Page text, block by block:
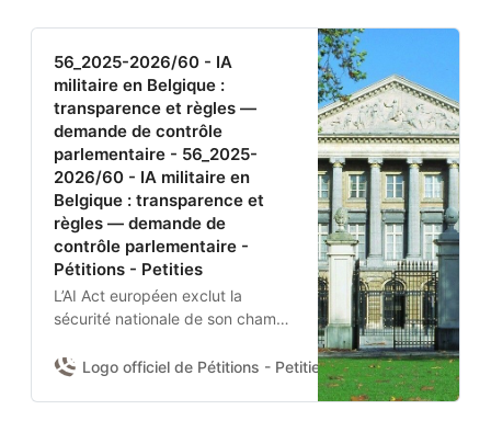
56_2025-2026/60 - IA
militaire en Belgique :
transparence et règles —
demande de contrôle
parlementaire - 56_2025-
2026/60 - IA militaire en
Belgique : transparence et
règles — demande de
contrôle parlementaire -
Pétitions - Petities
L’AI Act européen exclut la
sécurité nationale de son champ.
donc l’usage de l’IA par la
Logo officiel de Pétitions - Petities Damien Van